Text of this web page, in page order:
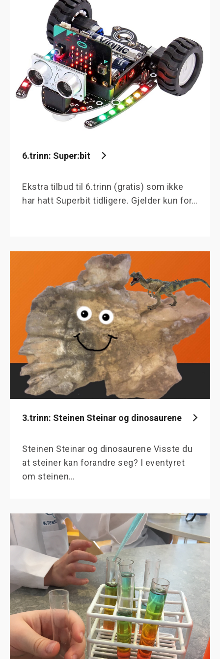
6.trinn: Super:bit
Ekstra tilbud til 6.trinn (gratis) som ikke
har hatt Superbit tidligere. Gjelder kun for…
3.trinn: Steinen Steinar og dinosaurene
Steinen Steinar og dinosaurene Visste du
at steiner kan forandre seg? I eventyret
om steinen…